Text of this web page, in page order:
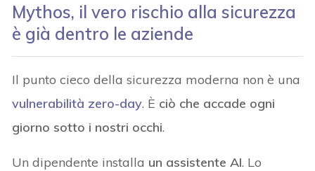
Mythos, il vero rischio alla sicurezza
è già dentro le aziende
Il punto cieco della sicurezza moderna non è una
vulnerabilità zero-day. È ciò che accade ogni
giorno sotto i nostri occhi.
Un dipendente installa un assistente AI. Lo